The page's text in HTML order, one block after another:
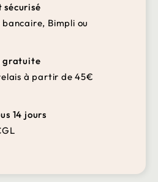
sécurisé
Bimpli ou
gratuite
à partir de 45€
14 jours